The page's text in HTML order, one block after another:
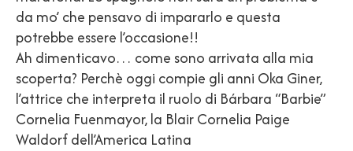
da mo’ che pensavo di impararlo e questa
potrebbe essere l’occasione!!
Ah dimenticavo… come sono arrivata alla mia
scoperta? Perchè oggi compie gli anni Oka Giner,
l’attrice che interpreta il ruolo di Bárbara “Barbie”
Cornelia Fuenmayor, la Blair Cornelia Paige
Waldorf dell’America Latina